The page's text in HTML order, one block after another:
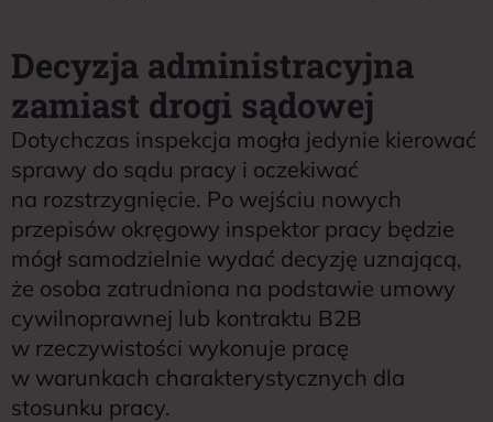
Decyzja administracyjna
zamiast drogi sądowej
Dotychczas inspekcja mogła jedynie kierować
sprawy do sądu pracy i oczekiwać
na rozstrzygnięcie. Po wejściu nowych
przepisów okręgowy inspektor pracy będzie
mógł samodzielnie wydać decyzję uznającą,
że osoba zatrudniona na podstawie umowy
cywilnoprawnej lub kontraktu B2B
w rzeczywistości wykonuje pracę
w warunkach charakterystycznych dla
stosunku pracy.